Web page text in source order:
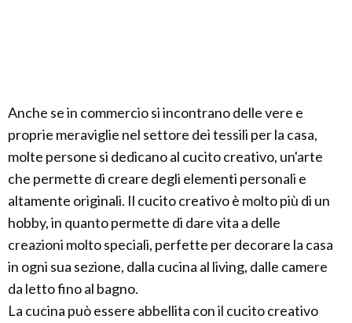
Anche se in commercio si incontrano delle vere e
proprie meraviglie nel settore dei tessili per la casa,
molte persone si dedicano al cucito creativo, un'arte
che permette di creare degli elementi personali e
altamente originali. Il cucito creativo è molto più di un
hobby, in quanto permette di dare vita a delle
creazioni molto speciali, perfette per decorare la casa
in ogni sua sezione, dalla cucina al living, dalle camere
da letto fino al bagno.
La cucina può essere abbellita con il cucito creativo